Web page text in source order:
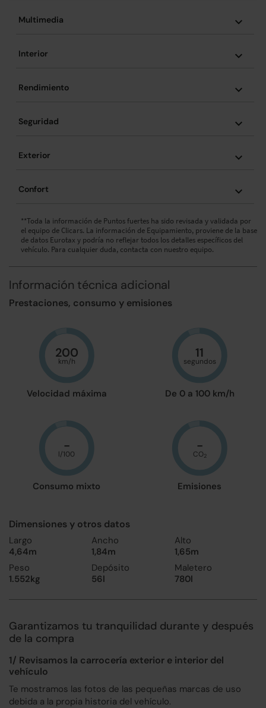
Multimedia
Interior
Rendimiento
Seguridad
Exterior
Confort
**Toda la información de Puntos fuertes ha sido revisada y validada por
el equipo de Clicars. La información de Equipamiento, proviene de la base
de datos Eurotax y podría no reflejar todos los detalles específicos del
vehículo. Para cualquier duda, contacta con nuestro equipo.
Información técnica adicional
Prestaciones, consumo y emisiones
Velocidad máxima
200
km/h
De 0 a 100 km/h
11
segundos
Consumo mixto
-
l/100
Emisiones
-
CO2
Dimensiones y otros datos
Largo
4,64m
Ancho
1,84m
Alto
1,65m
Peso
1.552kg
Depósito
56l
Maletero
780l
Garantizamos tu tranquilidad durante y después
de la compra
1/ Revisamos la carrocería exterior e interior del
vehículo
Te mostramos las fotos de las pequeñas marcas de uso
debida a la propia historia del vehículo.